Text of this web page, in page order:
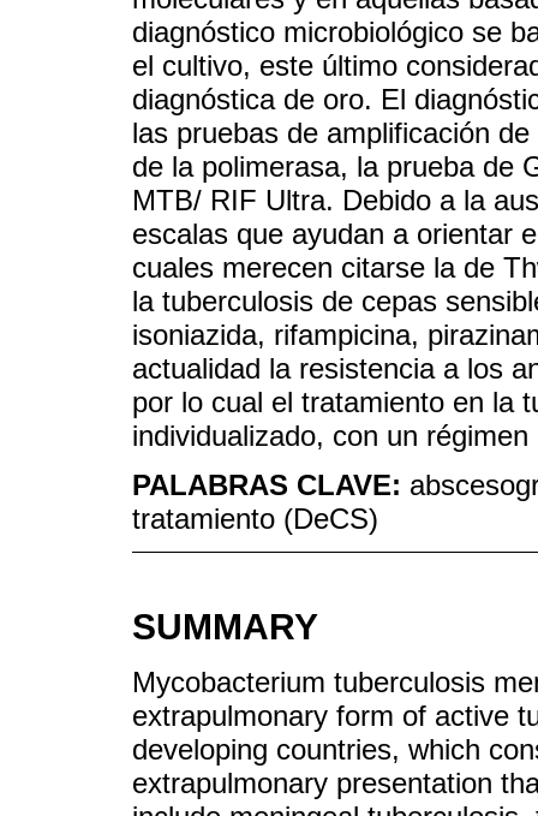
diagnóstico microbiológico se
el cultivo, este último
diagnóstica de oro. El
las pruebas de amplificación
de la polimerasa, la prueba de
MTB/ RIF Ultra. Debido a la
escalas que ayudan a orientar
cuales merecen citarse la de
la tuberculosis de cepas
isoniazida, rifampicina,
actualidad la resistencia a los
por lo cual el tratamiento en la
individualizado, con un
PALABRAS CLAVE:
tratamiento (DeCS)
SUMMARY
Mycobacterium tuberculosis
extrapulmonary form of active
developing countries, which
extrapulmonary presentation